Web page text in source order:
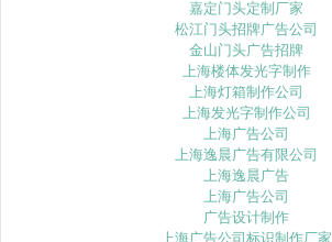
嘉定门头定制厂家
松江门头招牌广告公司
金山门头广告招牌
上海楼体发光字制作
上海灯箱制作公司
上海发光字制作公司
上海广告公司
上海逸晨广告有限公司
上海逸晨广告
上海广告公司
广告设计制作
上海广告公司标识制作厂家